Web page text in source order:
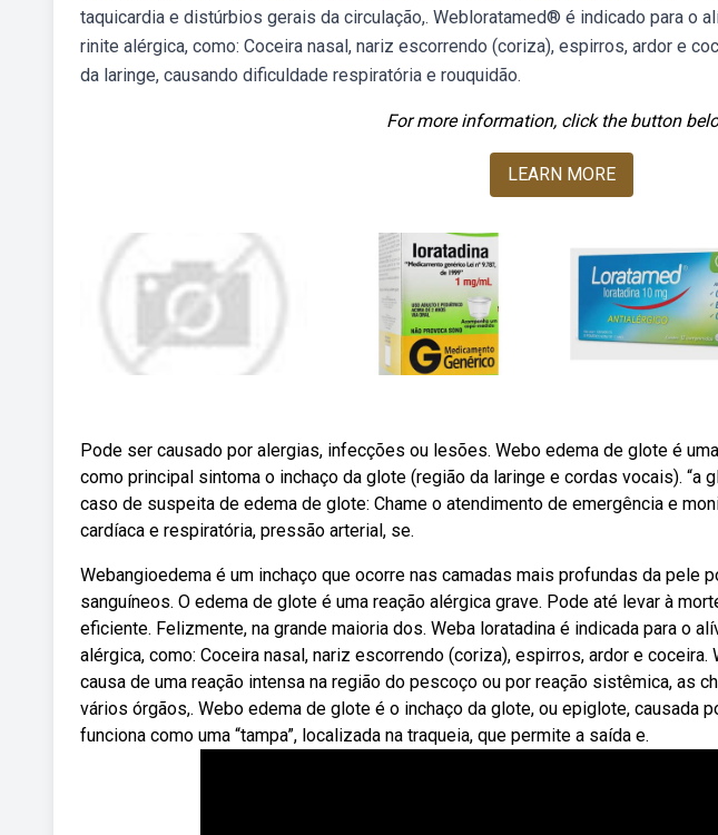
taquicardia e distúrbios gerais da circulação,. Webloratamed® é indicado para o
rinite alérgica, como: Coceira nasal, nariz escorrendo (coriza), espirros, ardor e
da laringe, causando dificuldade respiratória e rouquidão.
For more information, click the button
LEARN MORE
Pode ser causado por alergias, infecções ou lesões. Webo edema de glote é
como principal sintoma o inchaço da glote (região da laringe e cordas vocais). “a
caso de suspeita de edema de glote: Chame o atendimento de emergência e
cardíaca e respiratória, pressão arterial, se.
Webangioedema é um inchaço que ocorre nas camadas mais profundas da pele
sanguíneos. O edema de glote é uma reação alérgica grave. Pode até levar à
eficiente. Felizmente, na grande maioria dos. Weba loratadina é indicada para o
alérgica, como: Coceira nasal, nariz escorrendo (coriza), espirros, ardor e
causa de uma reação intensa na região do pescoço ou por reação sistêmica, as
vários órgãos,. Webo edema de glote é o inchaço da glote, ou epiglote, causada
funciona como uma “tampa”, localizada na traqueia, que permite a saída e.